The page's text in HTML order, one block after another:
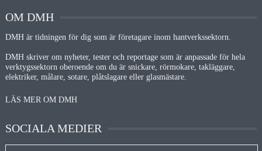
OM DMH
DMH är tidningen för dig som är företagare inom hantverkssektorn.
DMH skriver om nyheter, tester och reportage som är anpassade för hela
verktygssektorn oberoende om du är snickare, rörmokare, takläggare,
elektriker, målare, sotare, plåtslagare eller glasmästare.
LÄS MER OM DMH
SOCIALA MEDIER